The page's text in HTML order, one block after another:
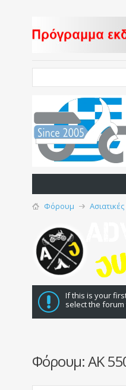
Φόρουμ
If this is your
select the
Φόρουμ:AK